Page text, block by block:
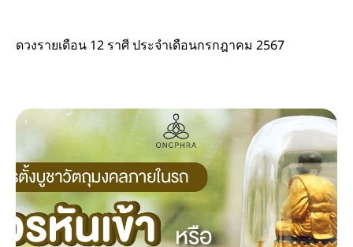
ดวงรายเดือน 12 ราศี ประจำเดือนกรกฎาคม 2567